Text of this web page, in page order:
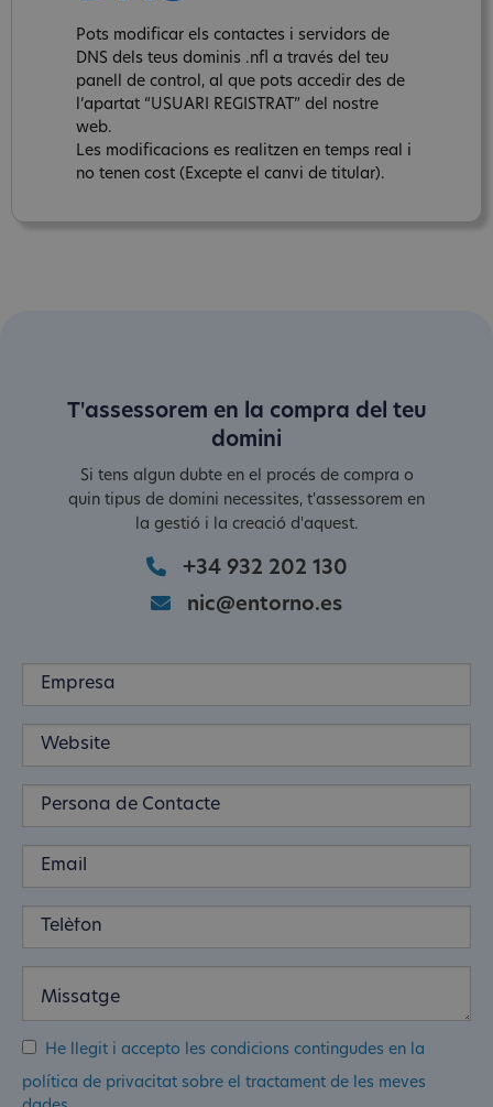
Pots modificar els contactes i servidors de
DNS dels teus dominis .nfl a través del teu
panell de control, al que pots accedir des de
l‘apartat “USUARI REGISTRAT” del nostre
web.
Les modificacions es realitzen en temps real i
no tenen cost (Excepte el canvi de titular).
T'assessorem en la compra del teu
domini
Si tens algun dubte en el procés de compra o
quin tipus de domini necessites, t'assessorem en
la gestió i la creació d'aquest.
+34 932 202 130
nic@entorno.es
He llegit i accepto les condicions contingudes en la
política de privacitat sobre el tractament de les meves